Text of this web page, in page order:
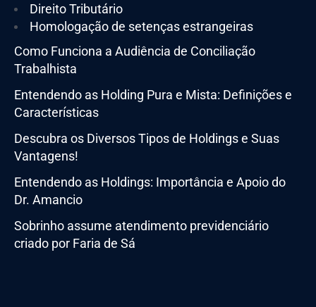
Direito Tributário
Homologação de setenças estrangeiras
Como Funciona a Audiência de Conciliação
Trabalhista
Entendendo as Holding Pura e Mista: Definições e
Características
Descubra os Diversos Tipos de Holdings e Suas
Vantagens!
Entendendo as Holdings: Importância e Apoio do
Dr. Amancio
Sobrinho assume atendimento previdenciário
criado por Faria de Sá